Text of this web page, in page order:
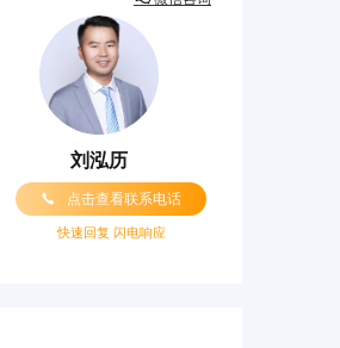
刘泓历
 点击查看联系电话
快速回复 闪电响应